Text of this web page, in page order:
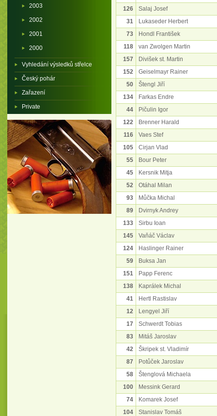
126
Salaj Josef
31
Lukaseder Herbert
73
Hondl František
118
van Zwolgen Martin
157
Divišek st. Martin
152
Geiselmayr Rainer
50
Štengl Jiří
134
Farkas Endre
44
Pičulin Igor
122
Brenner Harald
116
Vaes Stef
105
Cirjan Vlad
55
Bour Peter
45
Kersnik Mitja
52
Otáhal Milan
93
Můčka Michal
89
Dvirnyk Andrey
133
Sirbu Ioan
145
Vaňáč Václav
124
Haslinger Rainer
59
Buksa Jan
151
Papp Ferenc
138
Kaprálek Michal
41
Hertl Rastislav
12
Lengyel Jiří
17
Schwerdt Tobias
83
Mitáš Jaroslav
42
Škripek st. Vladimír
87
Potůček Jaroslav
58
Štenglová Michaela
100
Messink Gerard
74
Komarek Josef
104
Stanislav Tomáš
2003
2002
2001
2000
Vyhledání výsledků střelce
Český pohár
Zařazení
Private